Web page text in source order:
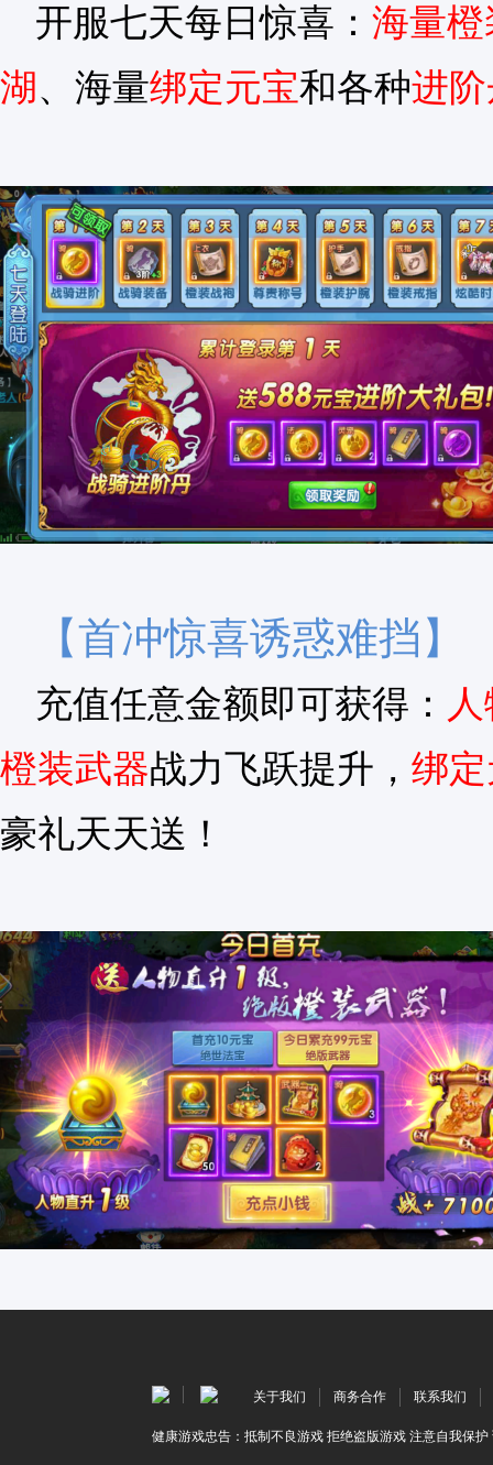
开服七天每日惊喜： 海量
湖、海量绑定元宝和各种进
【首冲惊喜诱惑难挡】
充值任意金额即可获得：
橙装武器战力飞跃提升， 绑
豪礼天天送！
关于我们 商务合作 联系我们
健康游戏忠告：抵制不良游戏 拒绝盗版游戏 注意自我保